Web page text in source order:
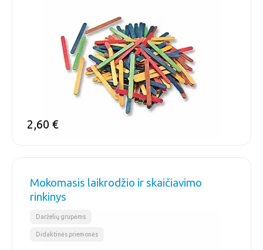
2,60 €
Mokomasis laikrodžio ir skaičiavimo
rinkinys
Darželių grupėms
Didaktinės priemonės